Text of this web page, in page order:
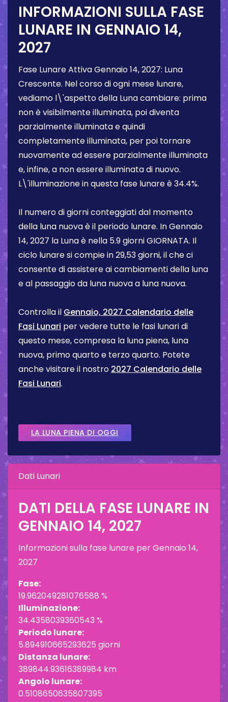
INFORMAZIONI SULLA FASE
LUNARE IN GENNAIO 14,
2027
Fase Lunare AttivaGennaio 14, 2027: Luna
Crescente. Nel corso di ogni mese lunare,
vediamo l\'aspetto della Luna cambiare: prima
non è visibilmente illuminata, poi diventa
parzialmente illuminata e quindi
completamente illuminata, per poi tornare
nuovamente ad essere parzialmente illuminata
e, infine, a non essere illuminata di nuovo.
L\'illuminazione in questa fase lunare è34.4%.
Il numero di giorni conteggiati dal momento
della luna nuova è il periodo lunare. InGennaio
14, 2027 la Luna è nella 5.9 giorniGIORNATA. Il
ciclo lunare si compie in 29,53 giorni, il che ci
consente di assistere ai cambiamenti della luna
e al passaggio da luna nuova a luna nuova.
Controlla il Gennaio, 2027 Calendario delle
Fasi Lunari per vedere tutte le fasi lunari di
questo mese, compresa la luna piena, luna
nuova, primo quarto e terzo quarto. Potete
anche visitare il nostro 2027 Calendario delle
Fasi Lunari.
LA LUNA PIENA DI OGGI
Dati Lunari
DATI DELLA FASE LUNARE IN
GENNAIO 14, 2027
Informazioni sulla fase lunare perGennaio 14,
2027
Fase:
19.962049281076588 %
Illuminazione:
34.4358039360543 %
Periodo lunare:
5.894910665293625 giorni
Distanza lunare:
389844.93616389984 km
Angolo lunare:
0.5108650635807395